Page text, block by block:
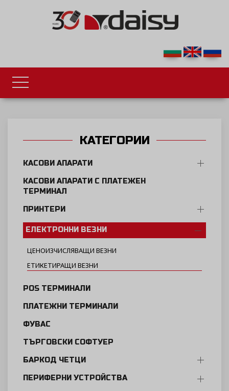
КАТЕГОРИИ
КАСОВИ АПАРАТИ
КАСОВИ АПАРАТИ С ПЛАТЕЖЕН
ТЕРМИНАЛ
ПРИНТЕРИ
ЕЛЕКТРОННИ ВЕЗНИ
ЦЕНОИЗЧИСЛЯВАЩИ ВЕЗНИ
ЕТИКЕТИРАЩИ ВЕЗНИ
POS ТЕРМИНАЛИ
ПЛАТЕЖНИ ТЕРМИНАЛИ
ФУВАС
ТЪРГОВСКИ СОФТУЕР
БАРКОД ЧЕТЦИ
ПЕРИФЕРНИ УСТРОЙСТВА